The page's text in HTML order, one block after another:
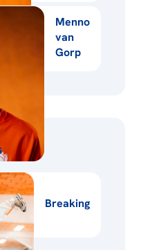
Menno
van
Gorp
Breaking